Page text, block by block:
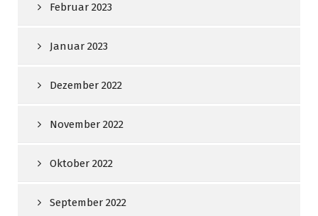
Februar 2023
Januar 2023
Dezember 2022
November 2022
Oktober 2022
September 2022